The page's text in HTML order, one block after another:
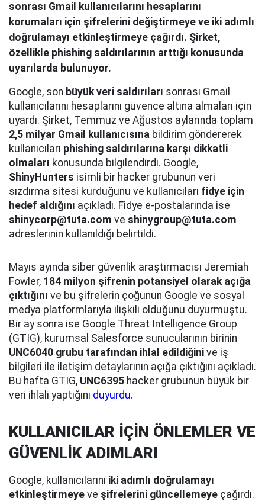
sonrası Gmail kullanıcılarını hesaplarını
korumaları için şifrelerini değiştirmeye ve iki adımlı
doğrulamayı etkinleştirmeye çağırdı. Şirket,
özellikle phishing saldırılarının arttığı konusunda
uyarılarda bulunuyor.
Google, son büyük veri saldırıları sonrası Gmail
kullanıcılarını hesaplarını güvence altına almaları için
uyardı. Şirket, Temmuz ve Ağustos aylarında toplam
2,5 milyar Gmail kullanıcısına bildirim göndererek
kullanıcıları phishing saldırılarına karşı dikkatli
olmaları konusunda bilgilendirdi. Google,
ShinyHunters isimli bir hacker grubunun veri
sızdırma sitesi kurduğunu ve kullanıcıları fidye için
hedef aldığını açıkladı. Fidye e-postalarında ise
shinycorp@tuta.com ve shinygroup@tuta.com
adreslerinin kullanıldığı belirtildi.
Mayıs ayında siber güvenlik araştırmacısı Jeremiah
Fowler, 184 milyon şifrenin potansiyel olarak açığa
çıktığını ve bu şifrelerin çoğunun Google ve sosyal
medya platformlarıyla ilişkili olduğunu duyurmuştu.
Bir ay sonra ise Google Threat Intelligence Group
(GTIG), kurumsal Salesforce sunucularının birinin
UNC6040 grubu tarafından ihlal edildiğini ve iş
bilgileri ile iletişim detaylarının açığa çıktığını açıkladı.
Bu hafta GTIG, UNC6395 hacker grubunun büyük bir
veri ihlali yaptığını duyurdu.
KULLANICILAR İÇİN ÖNLEMLER VE
GÜVENLİK ADIMLARI
Google, kullanıcılarını iki adımlı doğrulamayı
etkinleştirmeye ve şifrelerini güncellemeye çağırdı.